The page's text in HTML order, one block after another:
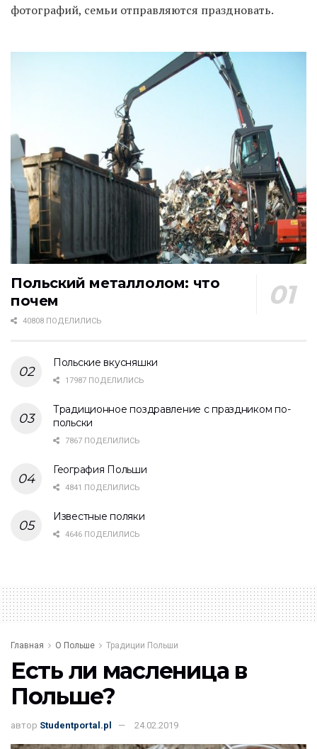
фотографий, семьи отправляются праздновать.
Польский металлолом: что
почем
40808 ПОДЕЛИЛИСЬ
Польские вкусняшки
17987 ПОДЕЛИЛИСЬ
Традиционное поздравление с праздником по-
польски
7867 ПОДЕЛИЛИСЬ
География Польши
4841 ПОДЕЛИЛИСЬ
Известные поляки
4646 ПОДЕЛИЛИСЬ
Главная О Польше Традиции Польши
Есть ли масленица в
Польше?
автор Studentportal.pl 24.02.2019